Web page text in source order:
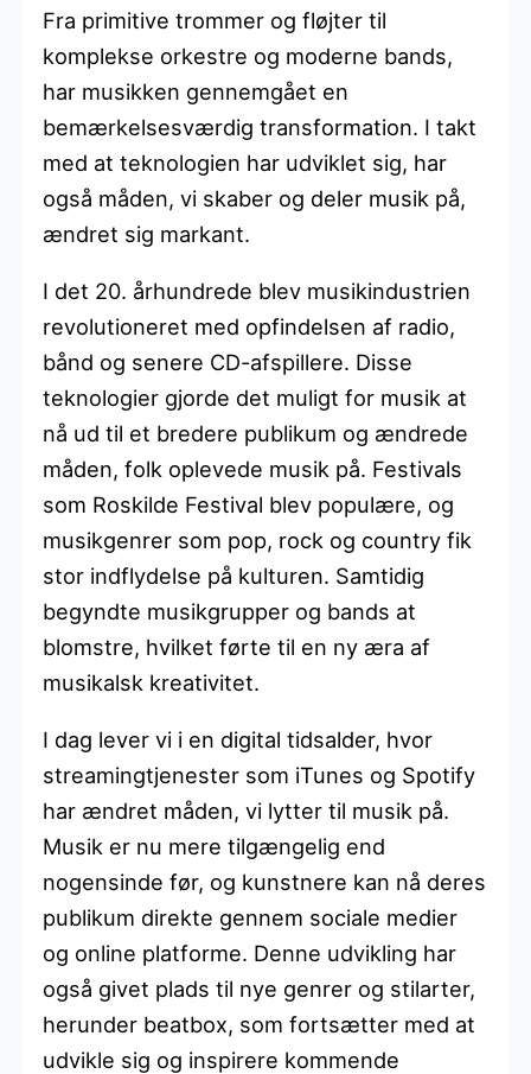
Fra primitive trommer og fløjter til
komplekse orkestre og moderne bands,
har musikken gennemgået en
bemærkelsesværdig transformation. I takt
med at teknologien har udviklet sig, har
også måden, vi skaber og deler musik på,
ændret sig markant.
I det 20. århundrede blev musikindustrien
revolutioneret med opfindelsen af radio,
bånd og senere CD-afspillere. Disse
teknologier gjorde det muligt for musik at
nå ud til et bredere publikum og ændrede
måden, folk oplevede musik på. Festivals
som Roskilde Festival blev populære, og
musikgenrer som pop, rock og country fik
stor indflydelse på kulturen. Samtidig
begyndte musikgrupper og bands at
blomstre, hvilket førte til en ny æra af
musikalsk kreativitet.
I dag lever vi i en digital tidsalder, hvor
streamingtjenester som iTunes og Spotify
har ændret måden, vi lytter til musik på.
Musik er nu mere tilgængelig end
nogensinde før, og kunstnere kan nå deres
publikum direkte gennem sociale medier
og online platforme. Denne udvikling har
også givet plads til nye genrer og stilarter,
herunder beatbox, som fortsætter med at
udvikle sig og inspirere kommende